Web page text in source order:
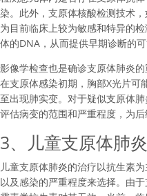
染。此外，支原体核酸检测技术
为目前临床上较为敏感和特异的
体的DNA，从而提供早期诊断的可
影像学检查也是确诊支原体肺炎
在支原体感染初期，胸部X光片可
至出现肺实变。对于疑似支原体
评估病变的范围和严重程度，为后
3、儿童支原体肺
儿童支原体肺炎的治疗以抗生素
以及感染的严重程度来选择。由